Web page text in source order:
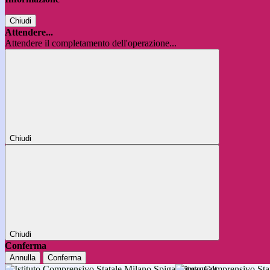
Chiudi
Attendere...
Attendere il completamento dell'operazione...
Chiudi
Chiudi
Conferma
Annulla Conferma